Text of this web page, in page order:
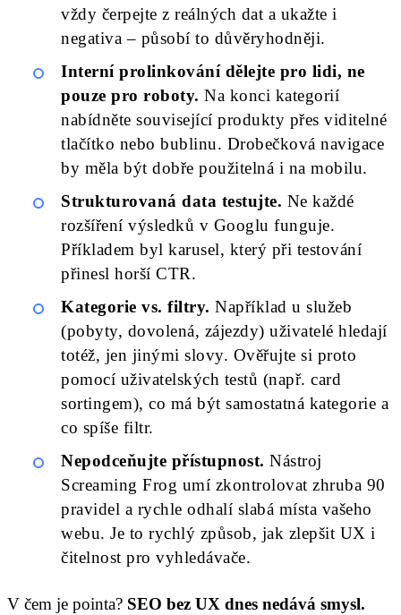
vždy čerpejte z reálných dat a ukažte i
negativa – působí to důvěryhodněji.
Interní prolinkování dělejte pro lidi, ne
pouze pro roboty. Na konci kategorií
nabídněte související produkty přes viditelné
tlačítko nebo bublinu. Drobečková navigace
by měla být dobře použitelná i na mobilu.
Strukturovaná data testujte. Ne každé
rozšíření výsledků v Googlu funguje.
Příkladem byl karusel, který při testování
přinesl horší CTR.
Kategorie vs. filtry. Například u služeb
(pobyty, dovolená, zájezdy) uživatelé hledají
totéž, jen jinými slovy. Ověřujte si proto
pomocí uživatelských testů (např. card
sortingem), co má být samostatná kategorie a
co spíše filtr.
Nepodceňujte přístupnost. Nástroj
Screaming Frog umí zkontrolovat zhruba 90
pravidel a rychle odhalí slabá místa vašeho
webu. Je to rychlý způsob, jak zlepšit UX i
čitelnost pro vyhledávače.
V čem je pointa? SEO bez UX dnes nedává smysl.